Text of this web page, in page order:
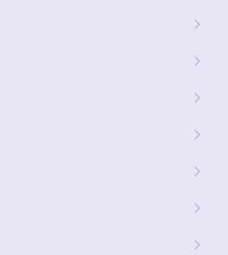
の読み方）
テリア、災害対